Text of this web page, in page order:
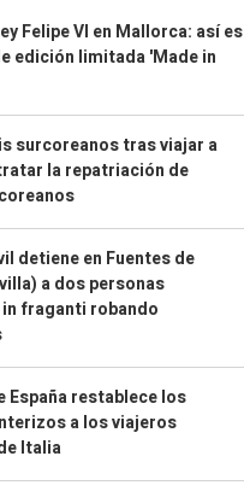
Felipe VI en Mallorca: así es
edición limitada 'Made in
surcoreanos tras viajar a
la repatriación de
detiene en Fuentes de
a dos personas
fraganti robando
España restablece los
a los viajeros
Italia